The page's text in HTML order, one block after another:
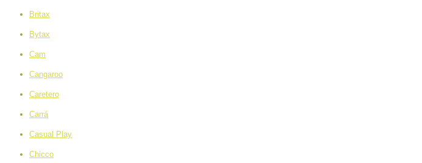
Britax
Bytax
Cam
Cangaroo
Caretero
Carrá
Casual Play
Chicco